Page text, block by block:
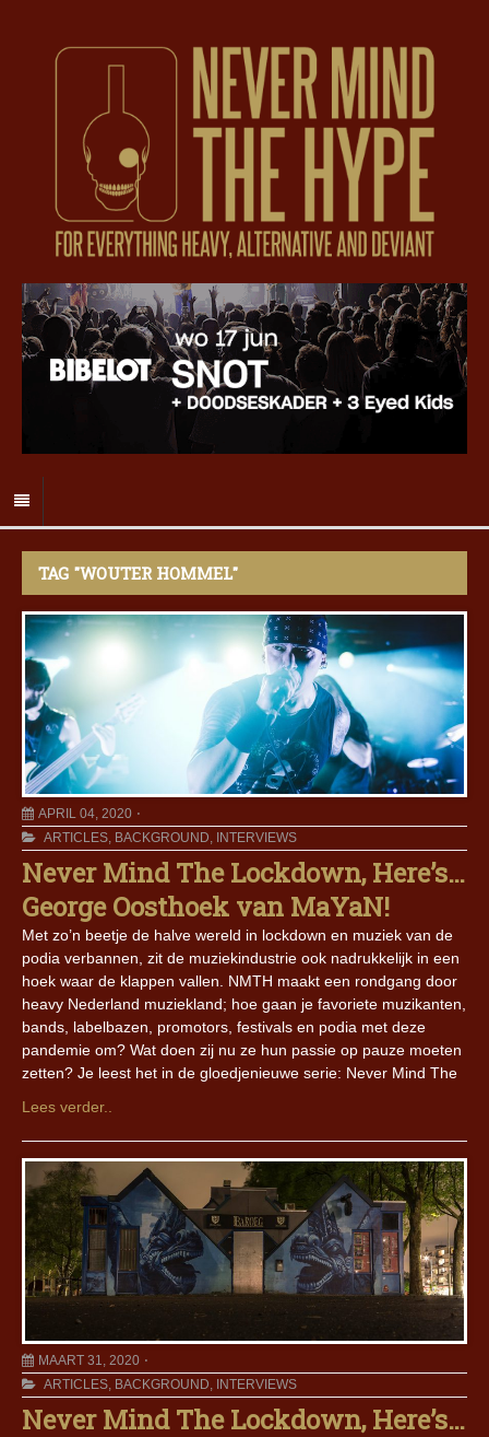
TAG "WOUTER HOMMEL"
APRIL 04, 2020
ARTICLES, BACKGROUND, INTERVIEWS
Never Mind The Lockdown, Here’s…
George Oosthoek van MaYaN!
Met zo’n beetje de halve wereld in lockdown en muziek van de
podia verbannen, zit de muziekindustrie ook nadrukkelijk in een
hoek waar de klappen vallen. NMTH maakt een rondgang door
heavy Nederland muziekland; hoe gaan je favoriete muzikanten,
bands, labelbazen, promotors, festivals en podia met deze
pandemie om? Wat doen zij nu ze hun passie op pauze moeten
zetten? Je leest het in de gloedjenieuwe serie: Never Mind The
Lees verder..
MAART 31, 2020
ARTICLES, BACKGROUND, INTERVIEWS
Never Mind The Lockdown, Here’s…